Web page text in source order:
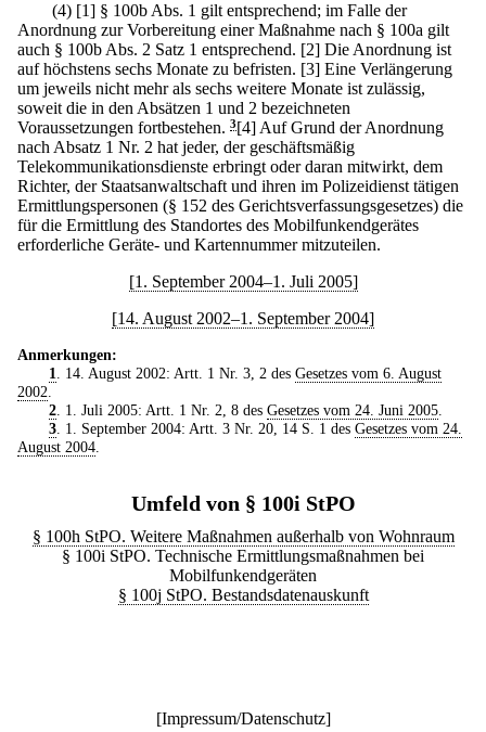
(4) [1] § 100b Abs. 1 gilt entsprechend; im Falle der
Anordnung zur Vorbereitung einer Maßnahme nach § 100a gilt
auch § 100b Abs. 2 Satz 1 entsprechend. [2] Die Anordnung ist
auf höchstens sechs Monate zu befristen. [3] Eine Verlängerung
um jeweils nicht mehr als sechs weitere Monate ist zulässig,
soweit die in den Absätzen 1 und 2 bezeichneten
Voraussetzungen fortbestehen. 3[4] Auf Grund der Anordnung
nach Absatz 1 Nr. 2 hat jeder, der geschäftsmäßig
Telekommunikationsdienste erbringt oder daran mitwirkt, dem
Richter, der Staatsanwaltschaft und ihren im Polizeidienst tätigen
Ermittlungspersonen (§ 152 des Gerichtsverfassungsgesetzes) die
für die Ermittlung des Standortes des Mobilfunkendgerätes
erforderliche Geräte- und Kartennummer mitzuteilen.
[1. September 2004–1. Juli 2005]
[14. August 2002–1. September 2004]
Anmerkungen:
1. 14. August 2002: Artt. 1 Nr. 3, 2 des Gesetzes vom 6. August
2002.
2. 1. Juli 2005: Artt. 1 Nr. 2, 8 des Gesetzes vom 24. Juni 2005.
3. 1. September 2004: Artt. 3 Nr. 20, 14 S. 1 des Gesetzes vom 24.
August 2004.
Umfeld von § 100i StPO
§ 100h StPO. Weitere Maßnahmen außerhalb von Wohnraum
§ 100i StPO. Technische Ermittlungsmaßnahmen bei
Mobilfunkendgeräten
§ 100j StPO. Bestandsdatenauskunft
[Impressum/Datenschutz]